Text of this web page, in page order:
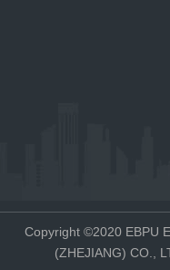
Copyright ©2020 EBPU
(ZHEJIANG) CO.,